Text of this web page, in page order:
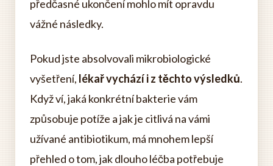
předčasné ukončení mohlo mít opravdu
vážné následky.
Pokud jste absolvovali mikrobiologické
vyšetření, lékař vychází i z těchto výsledků.
Když ví, jaká konkrétní bakterie vám
způsobuje potíže a jak je citlivá na vámi
užívané antibiotikum, má mnohem lepší
přehled o tom, jak dlouho léčba potřebuje